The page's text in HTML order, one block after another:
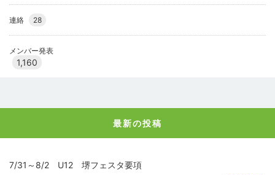
連絡 28
メンバー発表
1,160
最新の投稿
7/31～8/2 U12 堺フェスタ要項